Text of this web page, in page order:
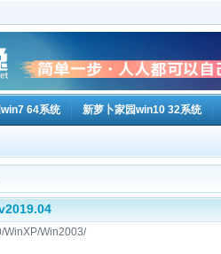
64系统 新萝卜家园win10 32系统
WinXP/Win2003/